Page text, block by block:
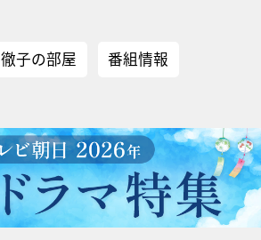
徹子の部屋 番組情報